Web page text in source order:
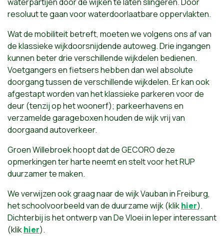
resoluut te gaan voor waterdoorlaatbare oppervlakten.
Wat de mobiliteit betreft, moeten we volgens ons af van
de klassieke wijkdoorsnijdende autoweg. Drie ingangen
kunnen beter drie verschillende wijkdelen bedienen.
Voetgangers en fietsers hebben dan wel absolute
doorgang tussen de verschillende wijkdelen. Er kan ook
afgestapt worden van het klassieke parkeren voor de
deur (tenzij op het woonerf); parkeerhavens en
verzamelde garageboxen houden de wijk vrij van
doorgaand autoverkeer.
Groen Willebroek hoopt dat de GECORO deze
opmerkingen ter harte neemt en stelt voor het RUP
duurzamer te maken.
We verwijzen ook graag naar de wijk Vauban in Freiburg,
het schoolvoorbeeld van de duurzame wijk (klikhier).
Dichterbij is het ontwerp van De Vloei in Ieper interessant
(klikhier).